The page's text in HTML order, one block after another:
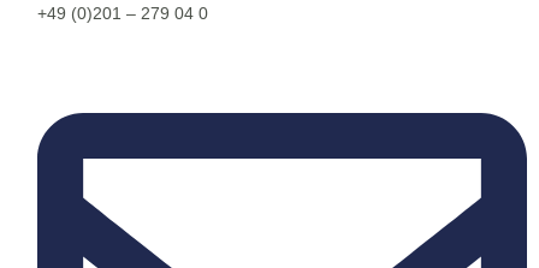
+49 (0)201 – 279 04 0